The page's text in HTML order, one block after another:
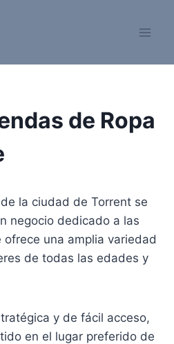
de Ropa
la ciudad de Torrent se
negocio dedicado a las
ofrece una amplia variedad
de todas las edades y
y de fácil acceso,
en el lugar preferido de